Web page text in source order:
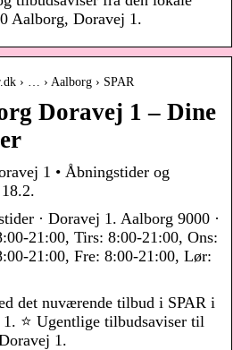
Aalborg, Doravej 1.
› … › Aalborg › SPAR
Doravej 1 – Dine
1 • Åbningstider og
· Doravej 1. Aalborg 9000 ·
21:00, Tirs: 8:00-21:00, Ons:
21:00, Fre: 8:00-21:00, Lør:
det nuværende tilbud i SPAR i
⭐ Ugentlige tilbudsaviser til
1.